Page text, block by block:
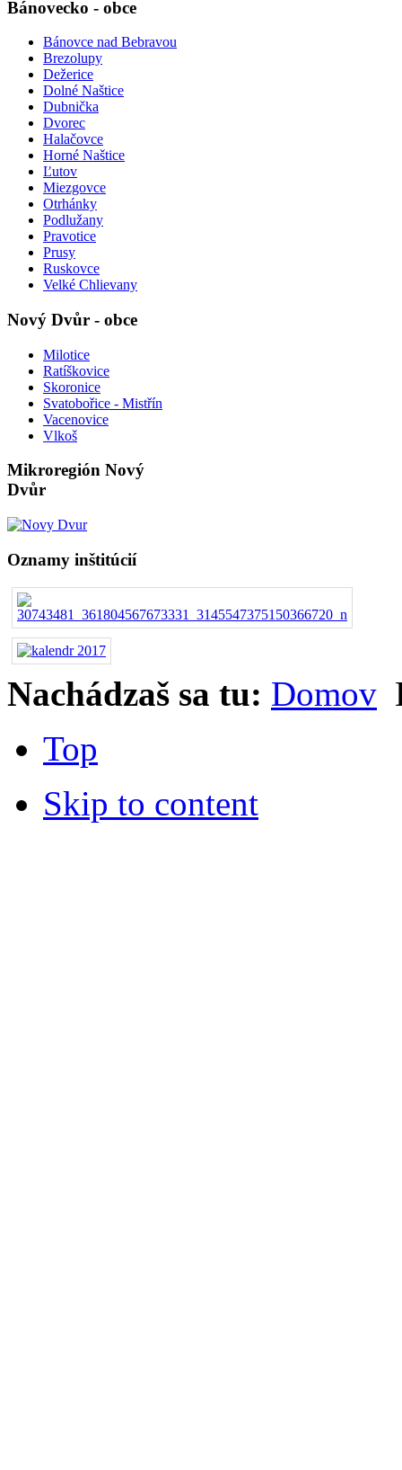
Bánovecko - obce
Bánovce nad Bebravou
Brezolupy
Dežerice
Dolné Naštice
Dubnička
Dvorec
Halačovce
Horné Naštice
Ľutov
Miezgovce
Otrhánky
Podlužany
Pravotice
Prusy
Ruskovce
Velké Chlievany
Nový Dvůr - obce
Milotice
Ratíškovice
Skoronice
Svatobořice - Mistřín
Vacenovice
Vlkoš
Mikroregión Nový
Dvůr
Oznamy inštitúcií
Nachádzaš sa tu: Domov
Top
Skip to content